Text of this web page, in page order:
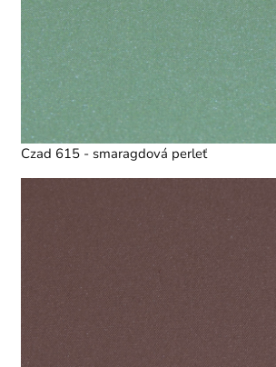
Czad 615 - smaragdová perleť